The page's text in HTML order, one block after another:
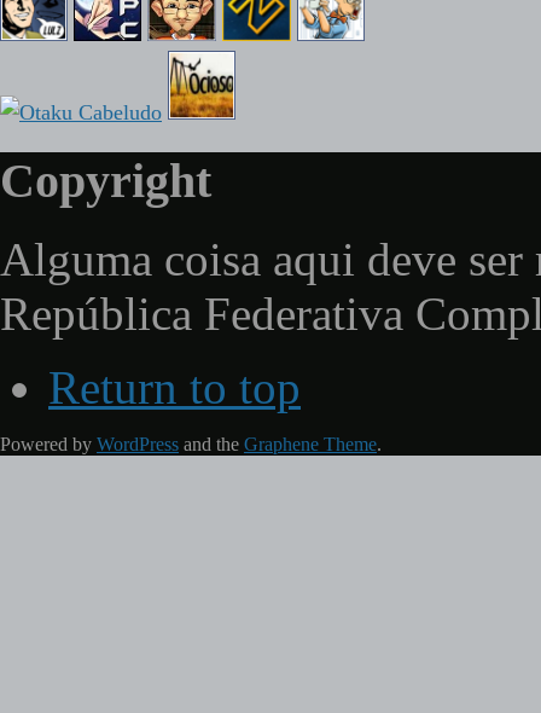
Copyright
Alguma coisa aqui deve ser
República Federativa
Return to top
Powered by WordPress and the Graphene Theme.